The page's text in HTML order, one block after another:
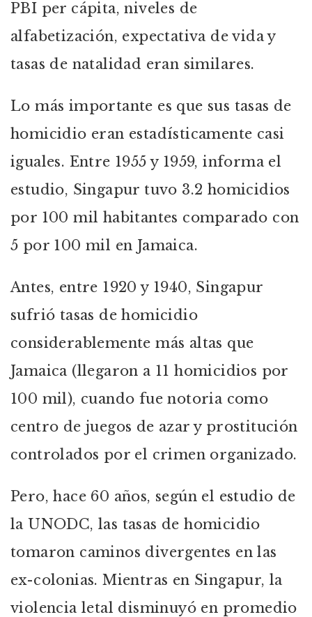
PBI per cápita, niveles de
alfabetización, expectativa de vida y
tasas de natalidad eran similares.
Lo más importante es que sus tasas de
homicidio eran estadísticamente casi
iguales. Entre 1955 y 1959, informa el
estudio, Singapur tuvo 3.2 homicidios
por 100 mil habitantes comparado con
5 por 100 mil en Jamaica.
Antes, entre 1920 y 1940, Singapur
sufrió tasas de homicidio
considerablemente más altas que
Jamaica (llegaron a 11 homicidios por
100 mil), cuando fue notoria como
centro de juegos de azar y prostitución
controlados por el crimen organizado.
Pero, hace 60 años, según el estudio de
la UNODC, las tasas de homicidio
tomaron caminos divergentes en las
ex-colonias. Mientras en Singapur, la
violencia letal disminuyó en promedio